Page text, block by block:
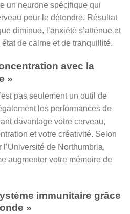
un neurone spécifique qui
pour le détendre. Résultat
diminue, l’anxiété s’atténue et
de calme et de tranquillité.
avec la
»
pas seulement un outil de
les performances de
davantage votre cerveau,
et votre créativité. Selon
de Northumbria,
augmenter votre mémoire de
immunitaire grâce
»